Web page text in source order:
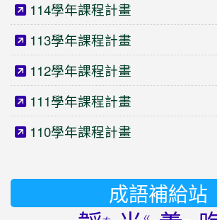
114學年課程計畫
113學年課程計畫
112學年課程計畫
111學年課程計畫
110學年課程計畫
成語補給站